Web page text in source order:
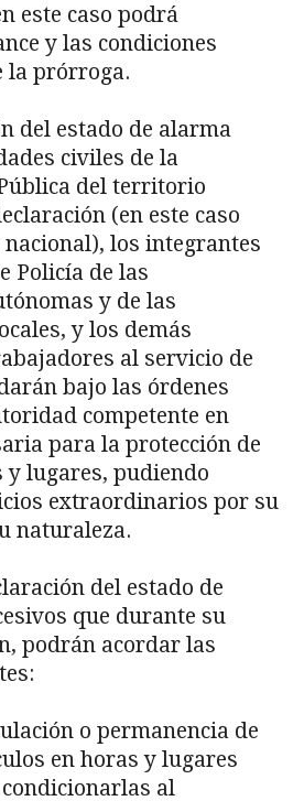
este caso podrá
y las condiciones
la prórroga.
del estado de alarma
civiles de la
del territorio
(en este caso
los integrantes
Policía de las
y de las
y los demás
al servicio de
bajo las órdenes
competente en
para la protección de
y lugares, pudiendo
extraordinarios por su
naturaleza.
del estado de
que durante su
podrán acordar las
o permanencia de
en horas y lugares
condicionarlas al